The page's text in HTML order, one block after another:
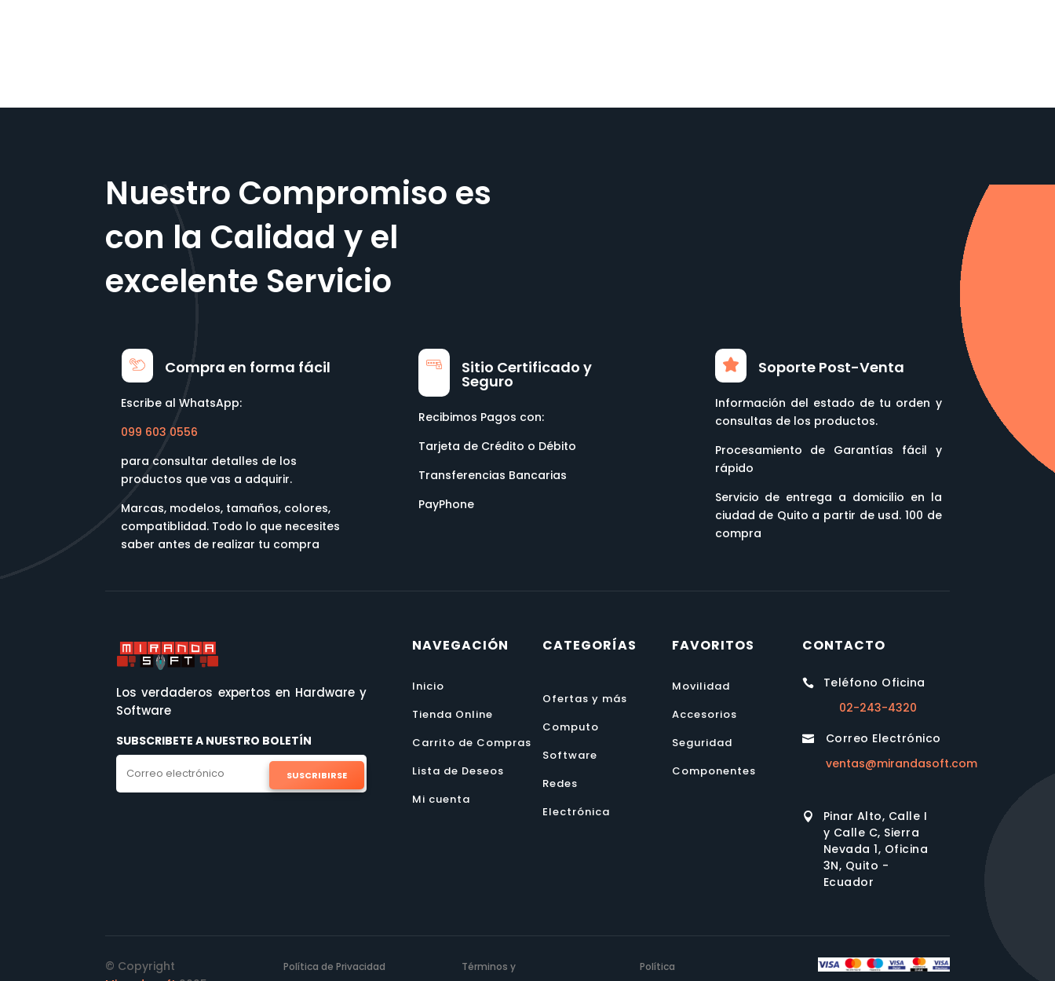
Nuestro Compromiso es
con la Calidad y el
excelente Servicio
Compra en forma fácil
Escribe al WhatsApp:
099 603 0556
para consultar detalles de los
productos que vas a adquirir.
Marcas, modelos, tamaños, colores,
compatiblidad. Todo lo que necesites
saber antes de realizar tu compra
Sitio Certificado y
Seguro
Recibimos Pagos con:
Tarjeta de Crédito o Débito
Transferencias Bancarias
PayPhone
Soporte Post-Venta
Información del estado de tu orden y
consultas de los productos.
Procesamiento de Garantías fácil y
rápido
Servicio de entrega a domicilio en la
ciudad de Quito a partir de usd. 100 de
compra
Los verdaderos expertos en Hardware y
Software
SUBSCRIBETE A NUESTRO BOLETÍN
SUSCRIBIRSE
NAVEGACIÓN
Inicio
Tienda Online
Carrito de Compras
Lista de Deseos
Mi cuenta
CATEGORÍAS
Ofertas y más
Computo
Software
Redes
Electrónica
FAVORITOS
Movilidad
Accesorios
Seguridad
Componentes
CONTACTO

Teléfono Oficina
02-243-4320

Correo Electrónico
ventas@mirandasoft.com

Pinar Alto, Calle I
y Calle C, Sierra
Nevada 1, Oficina
3N, Quito -
Ecuador
© Copyright
Política de Privacidad
Términos y
Política